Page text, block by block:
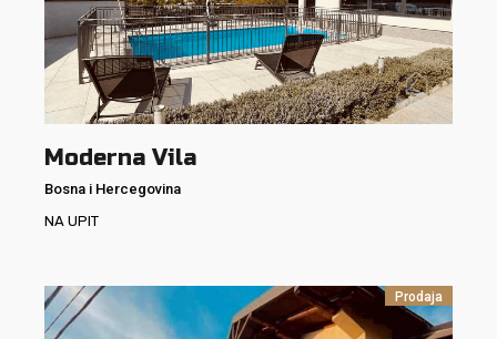
Moderna Vila
Bosna i Hercegovina
NA UPIT
Prodaja